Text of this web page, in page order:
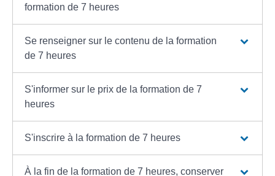
formation de 7 heures
Se renseigner sur le contenu de la formation
de 7 heures
S'informer sur le prix de la formation de 7
heures
S'inscrire à la formation de 7 heures
À la fin de la formation de 7 heures, conserver